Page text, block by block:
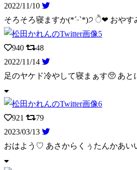
2022/11/10
そろそろ寝ますか(*ˊᵕˋ*)੭ ੈ❤︎ おやす
940
48
2022/11/14
足のヤケド冷やして寝まぁす🥺 あ
921
79
2023/03/13
おはよう♡ あさからくぅたんかあ